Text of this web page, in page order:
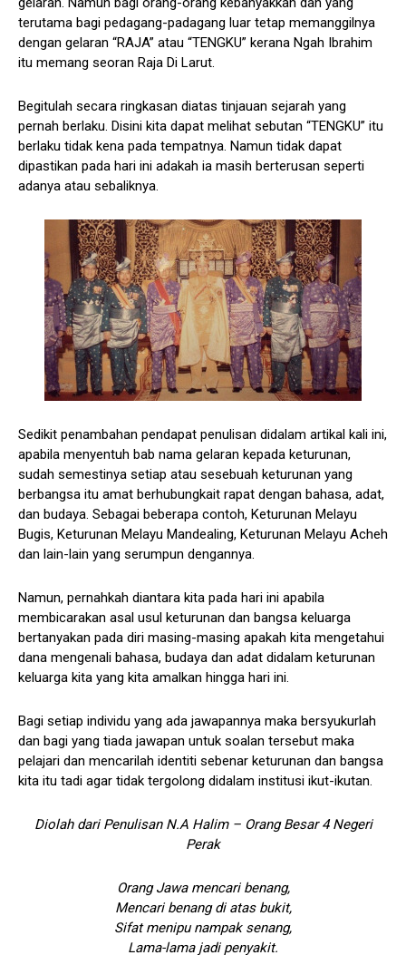
terutama bagi pedagang-padagang luar tetap memanggilnya
dengan gelaran “RAJA” atau “TENGKU” kerana Ngah Ibrahim
itu memang seoran Raja Di Larut.
Begitulah secara ringkasan diatas tinjauan sejarah yang
pernah berlaku. Disini kita dapat melihat sebutan “TENGKU” itu
berlaku tidak kena pada tempatnya. Namun tidak dapat
dipastikan pada hari ini adakah ia masih berterusan seperti
adanya atau sebaliknya.
Sedikit penambahan pendapat penulisan didalam artikal kali ini,
apabila menyentuh bab nama gelaran kepada keturunan,
sudah semestinya setiap atau sesebuah keturunan yang
berbangsa itu amat berhubungkait rapat dengan bahasa, adat,
dan budaya. Sebagai beberapa contoh, Keturunan Melayu
Bugis, Keturunan Melayu Mandealing, Keturunan Melayu Acheh
dan lain-lain yang serumpun dengannya.
Namun, pernahkah diantara kita pada hari ini apabila
membicarakan asal usul keturunan dan bangsa keluarga
bertanyakan pada diri masing-masing apakah kita mengetahui
dana mengenali bahasa, budaya dan adat didalam keturunan
keluarga kita yang kita amalkan hingga hari ini.
Bagi setiap individu yang ada jawapannya maka bersyukurlah
dan bagi yang tiada jawapan untuk soalan tersebut maka
pelajari dan mencarilah identiti sebenar keturunan dan bangsa
kita itu tadi agar tidak tergolong didalam institusi ikut-ikutan.
Diolah dari Penulisan N.A Halim – Orang Besar 4 Negeri
Perak
Orang Jawa mencari benang,
Mencari benang di atas bukit,
Sifat menipu nampak senang,
Lama-lama jadi penyakit.